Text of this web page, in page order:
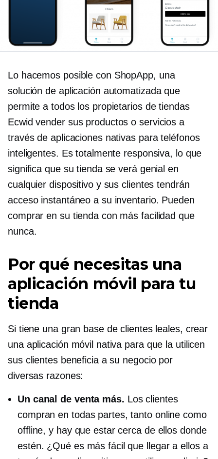
Lo hacemos posible con ShopApp, una
solución de aplicación automatizada que
permite a todos los propietarios de tiendas
Ecwid vender sus productos o servicios a
través de aplicaciones nativas para teléfonos
inteligentes. Es totalmente responsiva, lo que
significa que su tienda se verá genial en
cualquier dispositivo y sus clientes tendrán
acceso instantáneo a su inventario. Pueden
comprar en su tienda con más facilidad que
nunca.
Por qué necesitas una
aplicación móvil para tu
tienda
Si tiene una gran base de clientes leales, crear
una aplicación móvil nativa para que la utilicen
sus clientes beneficia a su negocio por
diversas razones:
Un canal de venta más. Los clientes
compran en todas partes, tanto online como
offline, y hay que estar cerca de ellos donde
estén. ¿Qué es más fácil que llegar a ellos a